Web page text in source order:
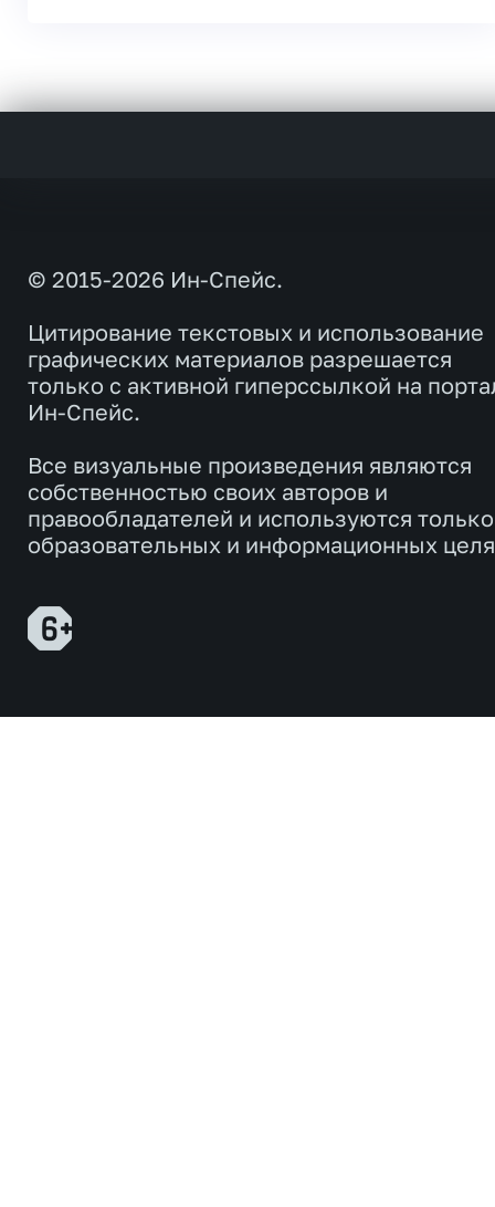
© 2015-2026 Ин-Спейс.
Цитирование текстовых и использование
графических материалов разрешается
только с активной гиперссылкой на
Ин-Спейс.
Все визуальные произведения являются
собственностью своих авторов и
правообладателей и используются
образовательных и информационных